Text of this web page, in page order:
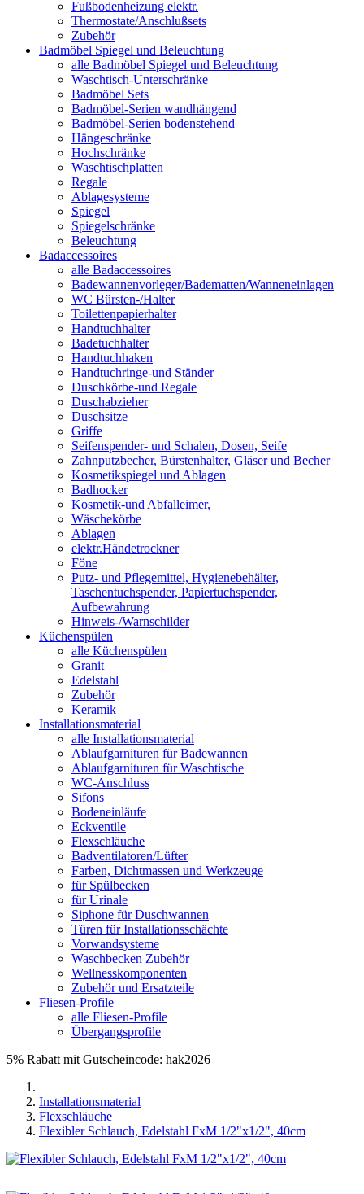
Fußbodenheizung elektr.
Thermostate/Anschlußsets
Zubehör
Badmöbel Spiegel und Beleuchtung
alle Badmöbel Spiegel und Beleuchtung
Waschtisch-Unterschränke
Badmöbel Sets
Badmöbel-Serien wandhängend
Badmöbel-Serien bodenstehend
Hängeschränke
Hochschränke
Waschtischplatten
Regale
Ablagesysteme
Spiegel
Spiegelschränke
Beleuchtung
Badaccessoires
alle Badaccessoires
Badewannenvorleger/Badematten/Wanneneinlagen
WC Bürsten-/Halter
Toilettenpapierhalter
Handtuchhalter
Badetuchhalter
Handtuchhaken
Handtuchringe-und Ständer
Duschkörbe-und Regale
Duschabzieher
Duschsitze
Griffe
Seifenspender- und Schalen, Dosen, Seife
Zahnputzbecher, Bürstenhalter, Gläser und Becher
Kosmetikspiegel und Ablagen
Badhocker
Kosmetik-und Abfalleimer,
Wäschekörbe
Ablagen
elektr.Händetrockner
Föne
Putz- und Pflegemittel, Hygienebehälter,
Taschentuchspender, Papiertuchspender,
Aufbewahrung
Hinweis-/Warnschilder
Küchenspülen
alle Küchenspülen
Granit
Edelstahl
Zubehör
Keramik
Installationsmaterial
alle Installationsmaterial
Ablaufgarnituren für Badewannen
Ablaufgarnituren für Waschtische
WC-Anschluss
Sifons
Bodeneinläufe
Eckventile
Flexschläuche
Badventilatoren/Lüfter
Farben, Dichtmassen und Werkzeuge
für Spülbecken
für Urinale
Siphone für Duschwannen
Türen für Installationsschächte
Vorwandsysteme
Waschbecken Zubehör
Wellnesskomponenten
Zubehör und Ersatzteile
Fliesen-Profile
alle Fliesen-Profile
Übergangsprofile
5% Rabatt mit Gutscheincode: hak2026
Installationsmaterial
Flexschläuche
Flexibler Schlauch, Edelstahl FxM 1/2"x1/2", 40cm